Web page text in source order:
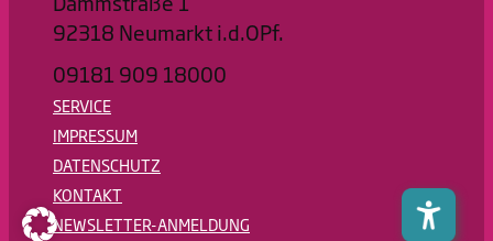
92318 Neumarkt i.d.OPf.
09181 909 18000
SERVICE
IMPRESSUM
DATENSCHUTZ
KONTAKT
NEWSLETTER-ANMELDUNG